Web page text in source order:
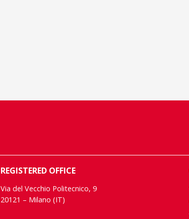
REGISTERED OFFICE
Via del Vecchio Politecnico, 9
20121 – Milano (IT)